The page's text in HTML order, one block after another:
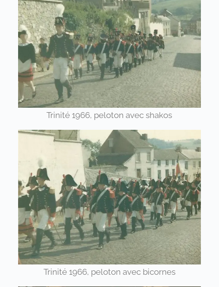
Trinité 1966, peloton avec shakos
Trinité 1966, peloton avec bicornes